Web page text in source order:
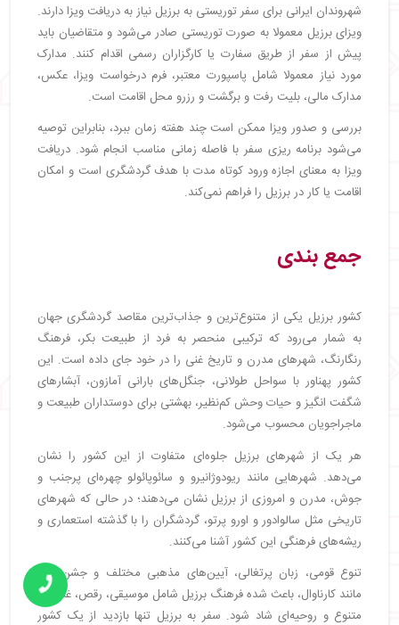
شهروندان ایرانی برای سفر توریستی به برزیل نیاز به دریافت ویزا دارند.
ویزای برزیل معمولا به‌ صورت توریستی صادر می‌شود و متقاضیان باید
پیش از سفر از طریق سفارت یا کارگزاران رسمی اقدام کنند. مدارک
مورد نیاز معمولا شامل پاسپورت معتبر، فرم درخواست ویزا، عکس،
مدارک مالی، بلیت رفت‌ و برگشت و رزرو محل اقامت است.
بررسی و صدور ویزا ممکن است چند هفته زمان ببرد، بنابراین توصیه
می‌شود برنامه‌ ریزی سفر با فاصله زمانی مناسب انجام شود. دریافت
ویزا به‌ معنای اجازه ورود کوتاه‌ مدت با هدف گردشگری است و امکان
اقامت یا کار در برزیل را فراهم نمی‌کند.
جمع بندی
کشور برزیل یکی از متنوع‌ترین و جذاب‌ترین مقاصد گردشگری جهان
به‌ شمار می‌رود که ترکیبی منحصر به‌ فرد از طبیعت بکر، فرهنگ
رنگارنگ، شهرهای مدرن و تاریخ غنی را در خود جای داده است. این
کشور پهناور با سواحل طولانی، جنگل‌های بارانی آمازون، آبشارهای
شگفت‌ انگیز و حیات‌ وحش کم‌نظیر، بهشتی برای دوستداران طبیعت و
ماجراجویان محسوب می‌شود.
هر یک از شهرهای برزیل جلوه‌ای متفاوت از این کشور را نشان
می‌دهد. شهرهایی مانند ریودوژانیرو و سائوپائولو چهره‌ای پرجنب‌ و
جوش، مدرن و امروزی از برزیل نشان می‌دهند؛ در حالی‌ که شهرهای
تاریخی مثل سالوادور و اورو پرتو، گردشگران را با گذشته استعماری و
ریشه‌های فرهنگی این کشور آشنا می‌کنند.
تنوع قومی، زبان پرتغالی، آیین‌های مذهبی مختلف و جشن‌هایی
مانند کارناوال، باعث شده فرهنگ برزیل شامل موسیقی، رقص، غذاهای
متنوع و روحیه‌ای شاد شود. سفر به برزیل تنها بازدید از یک کشور